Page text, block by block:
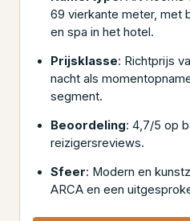
69 vierkante meter, met
en spa in het hotel.
Prijsklasse: Richtprijs
nacht als
segment.
Beoordeling: 4,7/5 op
reizigersreviews.
Sfeer: Modern en
ARCA en een